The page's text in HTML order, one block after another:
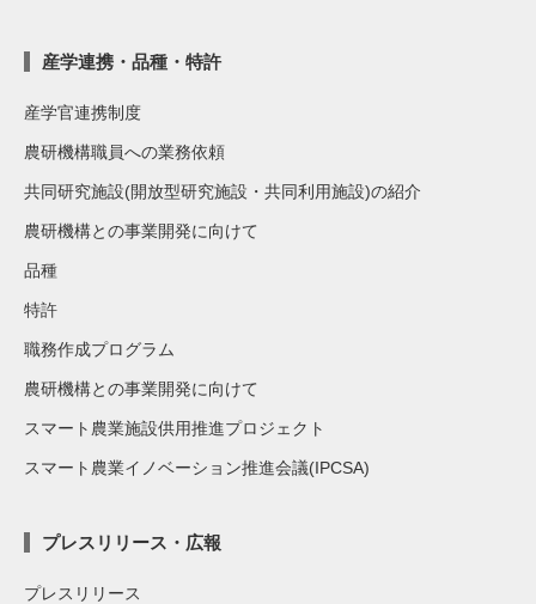
産学連携・品種・特許
産学官連携制度
農研機構職員への業務依頼
共同研究施設(開放型研究施設・共同利用施設)の紹介
農研機構との事業開発に向けて
品種
特許
職務作成プログラム
農研機構との事業開発に向けて
スマート農業施設供用推進プロジェクト
スマート農業イノベーション推進会議(IPCSA)
プレスリリース・広報
プレスリリース